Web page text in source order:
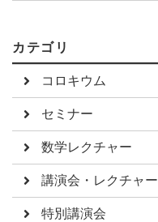
カテゴリ
コロキウム
セミナー
数学レクチャー
講演会・レクチャー
特別講演会